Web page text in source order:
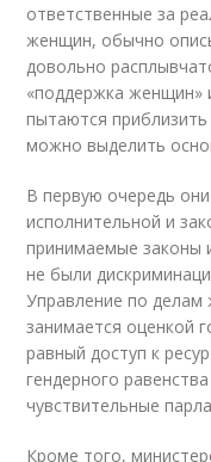
ответственные за
женщин, обычно
довольно
«поддержка женщин»
пытаются приблизить
можно выделить
В первую очередь
исполнительной и
принимаемые законы
не были
Управление по делам
занимается оценкой
равный доступ к
гендерного
чувствительные
Кроме того,